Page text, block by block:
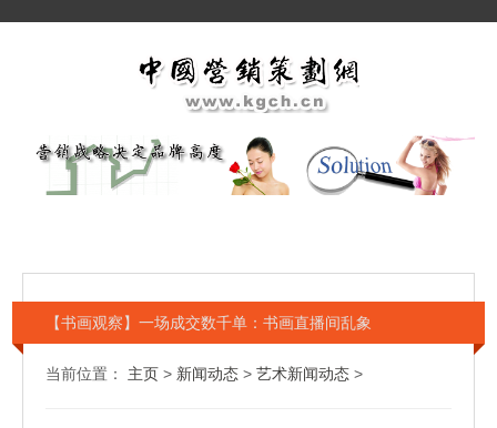
【书画观察】一场成交数千单：书画直播间乱象
当前位置： 主页 > 新闻动态 > 艺术新闻动态 >